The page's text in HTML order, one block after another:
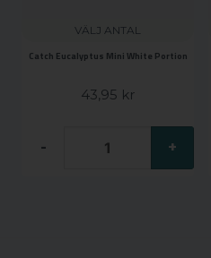
VÄLJ ANTAL
Catch Eucalyptus Mini White Portion
43,95 kr
- +